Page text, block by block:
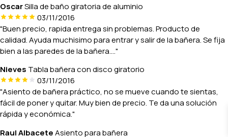
OscarSilla de baño giratoria de aluminio
03/11/2016
"Buen precio, rapida entrega sin problemas. Producto de
calidad. Ayuda muchisimo para entrar y salir de la bañera. Se fija
bien a las paredes de la bañera...."
Nieves Tabla bañera con disco giratorio
03/11/2016
"Asiento de bañera práctico, no se mueve cuando te sientas,
fácil de poner y quitar. Muy bien de precio. Te da una solución
rápida y económica."
Raul AlbaceteAsiento para bañera